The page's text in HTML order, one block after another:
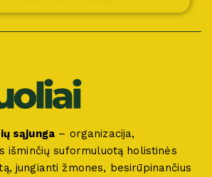
sąjunga – organizacija,
išminčių suformuluotą holistinės
jungianti žmones, besirūpinančius